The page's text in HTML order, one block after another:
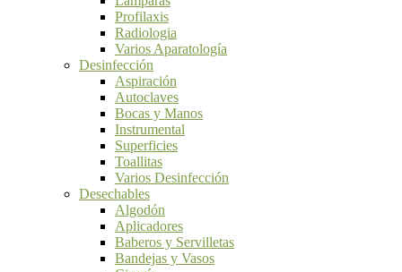
Profilaxis
Radiologia
Varios Aparatología
Desinfección
Aspiración
Autoclaves
Bocas y Manos
Instrumental
Superficies
Toallitas
Varios Desinfección
Desechables
Algodón
Aplicadores
Baberos y Servilletas
Bandejas y Vasos